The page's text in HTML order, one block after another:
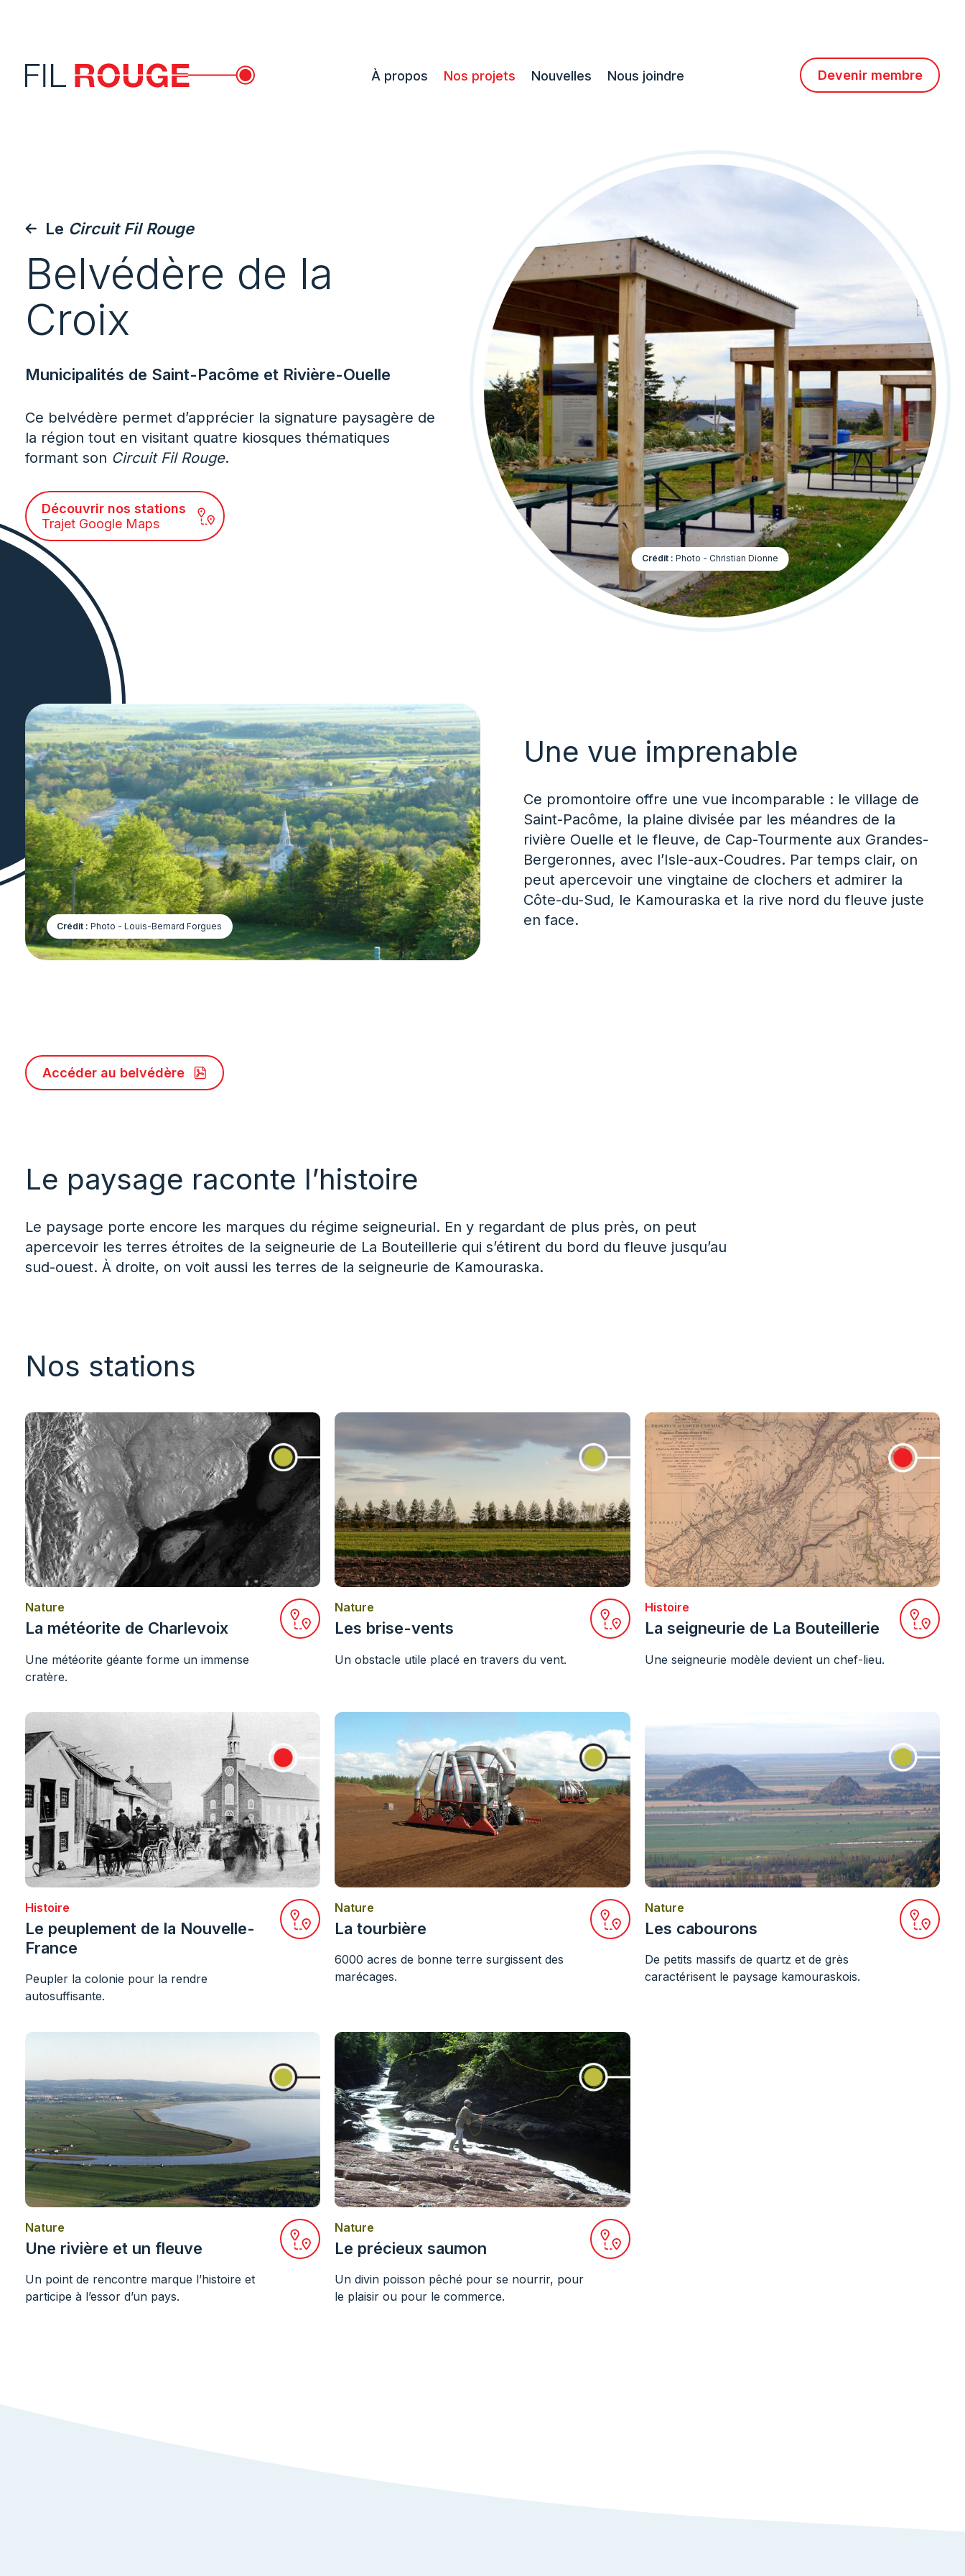
À propos Nos projets Nouvelles Nous joindre Devenir membre
Le Circuit Fil Rouge
Belvédère de la
Croix
Municipalités de Saint-Pacôme et Rivière-Ouelle
Ce belvédère permet d’apprécier la signature paysagère de
la région tout en visitant quatre kiosques thématiques
formant son Circuit Fil Rouge.
Découvrir nos stations
Trajet Google Maps
Crédit : Photo - Christian Dionne
Crédit : Photo - Louis-Bernard Forgues
Une vue imprenable
Ce promontoire offre une vue incomparable : le village de
Saint-Pacôme, la plaine divisée par les méandres de la
rivière Ouelle et le fleuve, de Cap-Tourmente aux Grandes-
Bergeronnes, avec l’Isle-aux-Coudres. Par temps clair, on
peut apercevoir une vingtaine de clochers et admirer la
Côte-du-Sud, le Kamouraska et la rive nord du fleuve juste
en face.
Accéder au belvédère
Le paysage raconte l’histoire
Le paysage porte encore les marques du régime seigneurial. En y regardant de plus près, on peut
apercevoir les terres étroites de la seigneurie de La Bouteillerie qui s’étirent du bord du fleuve jusqu’au
sud-ouest. À droite, on voit aussi les terres de la seigneurie de Kamouraska.
Nos stations
Nature
La météorite de Charlevoix
Ouvrir la station sur Google Maps
Une météorite géante forme un immense
cratère.
Nature
Les brise-vents
Ouvrir la station sur Google Maps
Un obstacle utile placé en travers du vent.
Histoire
La seigneurie de La Bouteillerie
Ouvrir
Une seigneurie modèle devient un chef-lieu.
Histoire
Le peuplement de la Nouvelle-
France
Ouvrir la station sur Google Maps
Peupler la colonie pour la rendre
autosuffisante.
Nature
La tourbière
Ouvrir la station sur Google Maps
6000 acres de bonne terre surgissent des
marécages.
Nature
Les cabourons
Ouvrir
De petits massifs de quartz et de grès
caractérisent le paysage kamouraskois.
Nature
Une rivière et un fleuve
Ouvrir la station sur Google Maps
Un point de rencontre marque l’histoire et
participe à l’essor d’un pays.
Nature
Le précieux saumon
Ouvrir la station sur Google Maps
Un divin poisson pêché pour se nourrir, pour
le plaisir ou pour le commerce.